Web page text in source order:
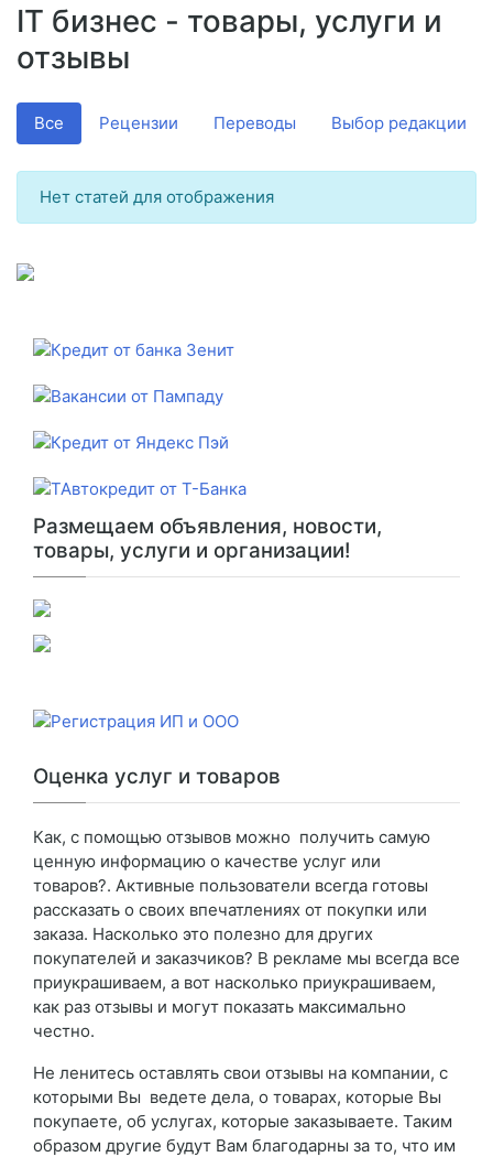
IT бизнес - товары, услуги и
отзывы
Все Рецензии Переводы Выбор редакции
Нет статей для отображения
Размещаем объявления, новости,
товары, услуги и организации!
Оценка услуг и товаров
Как, с помощью отзывов можно получить самую
ценную информацию о качестве услуг или
товаров?. Активные пользователи всегда готовы
рассказать о своих впечатлениях от покупки или
заказа. Насколько это полезно для других
покупателей и заказчиков? В рекламе мы всегда все
приукрашиваем, а вот насколько приукрашиваем,
как раз отзывы и могут показать максимально
честно.
Не ленитесь оставлять свои отзывы на компании, с
которыми Вы ведете дела, о товарах, которые Вы
покупаете, об услугах, которые заказываете. Таким
образом другие будут Вам благодарны за то, что им